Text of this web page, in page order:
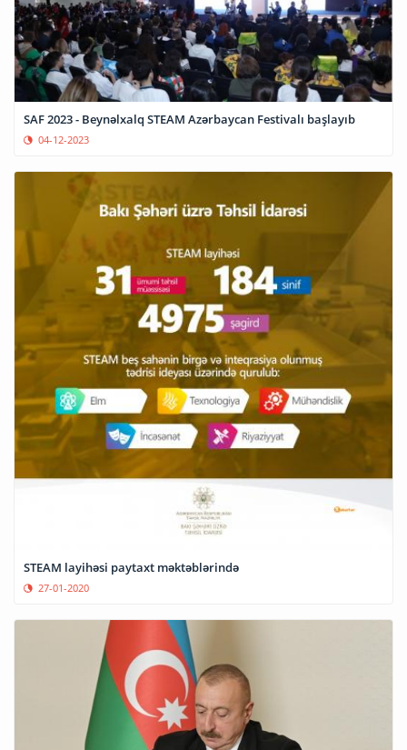
SAF 2023 - Beynəlxalq STEAM Azərbaycan Festivalı başlayıb
04-12-2023
STEAM layihəsi paytaxt məktəblərində
27-01-2020